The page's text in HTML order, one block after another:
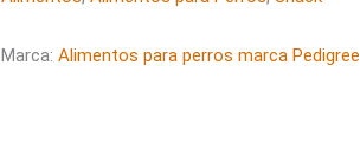
Marca: Alimentos para perros marca Pedigree